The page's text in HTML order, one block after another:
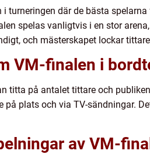
turneringen där de bästa
spelas vanligtvis i en stor
och mästerskapet lockar
VM-finalen i
titta på antalet tittare och
plats och via TV-sändningar.
av VM-